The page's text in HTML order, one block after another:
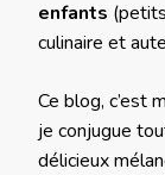
enfants
culinaire et
Ce blog, c’est
je conjugue
délicieux